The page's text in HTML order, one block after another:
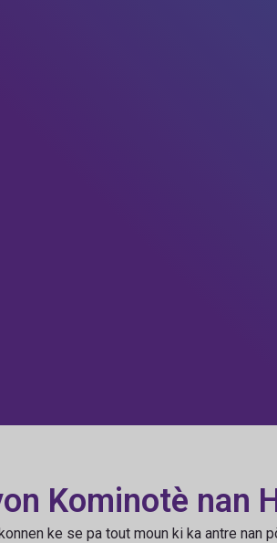
Kominotè nan
ke se pa tout moun ki ka antre